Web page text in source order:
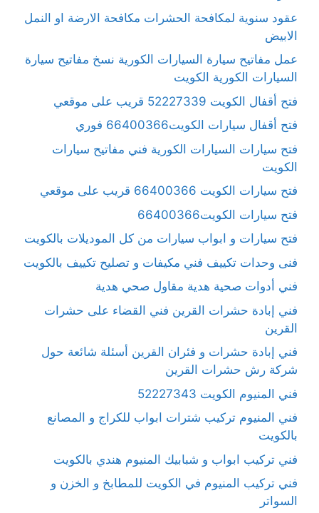
عقود سنوية لمكافحة الحشرات مكافحة الارضة او النمل
الابيض
عمل مفاتيح سيارة السيارات الكورية نسخ مفاتيح سيارة
السيارات الكورية الكويت
فتح أقفال الكويت 52227339 قريب على موقعي
فتح أقفال سيارات الكويت66400366 فوري
فتح سيارات السيارات الكورية فني مفاتيح سيارات
الكويت
فتح سيارات الكويت 66400366 قريب على موقعي
فتح سيارات الكويت66400366
فتح سيارات و ابواب سيارات من كل الموديلات بالكويت
فنى وحدات تكييف فني مكيفات و تصليح تكييف بالكويت
فني أدوات صحية هدية مقاول صحي هدية
فني إبادة حشرات القرين فني القضاء على حشرات
القرين
فني إبادة حشرات و فئران القرين أسئلة شائعة حول
شركة رش حشرات القرين
فني المنيوم الكويت 52227343
فني المنيوم تركيب شترات ابواب للكراج و المصانع
بالكويت
فني تركيب ابواب و شبابيك المنيوم هندي بالكويت
فني تركيب المنيوم في الكويت للمطابخ و الخزن و
السواتر